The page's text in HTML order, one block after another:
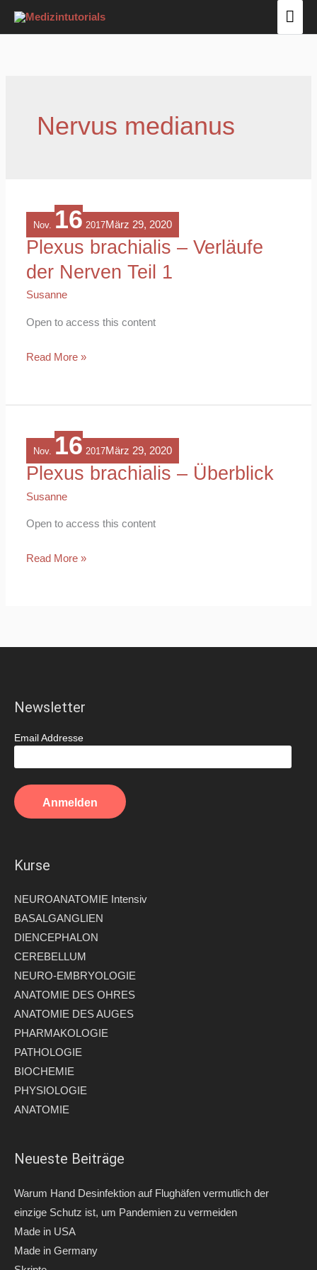
Nervus medianus
Nov. 16 2017März 29, 2020
Plexus brachialis – Verläufe
der Nerven Teil 1
Susanne
Open to access this content
Plexus
brachialis
–
Verläufe
der
Teil
1
Read More »
Nov. 16 2017März 29, 2020
Plexus brachialis – Überblick
Susanne
Open to access this content
Plexus
brachialis
–
Überblick
Read More »
Newsletter
Email Addresse
Kurse
NEUROANATOMIE Intensiv
BASALGANGLIEN
DIENCEPHALON
CEREBELLUM
NEURO-EMBRYOLOGIE
ANATOMIE DES OHRES
ANATOMIE DES AUGES
PHARMAKOLOGIE
PATHOLOGIE
BIOCHEMIE
PHYSIOLOGIE
ANATOMIE
Neueste Beiträge
Warum Hand Desinfektion auf Flughäfen vermutlich der
einzige Schutz ist, um Pandemien zu vermeiden
Made in USA
Made in Germany